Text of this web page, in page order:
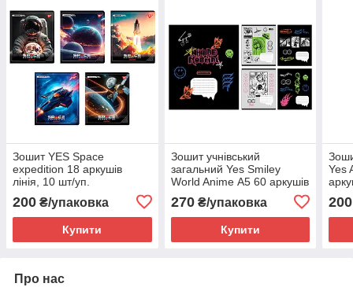
Зошит YES Space
expedition 18 аркушів
лінія, 10 шт/уп.
200 ₴/упаковка
Купити
Зошит учнівський
загальний Yes Smiley
World Anime А5 60 аркушів
270₴/упаковка
Купити
Yes
200
Про нас